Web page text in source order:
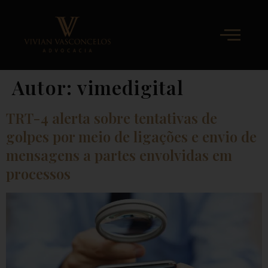
Autor:vimedigital
TRT-4 alerta sobre tentativas de
golpes por meio de ligações e envio de
mensagens a partes envolvidas em
processos